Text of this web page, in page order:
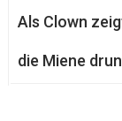
Als Clown
die Miene